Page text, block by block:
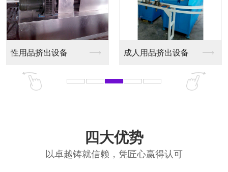
性玩具挤出设备 娃娃挤出设备
四大优势
以卓越铸就信赖，凭匠心赢得认可